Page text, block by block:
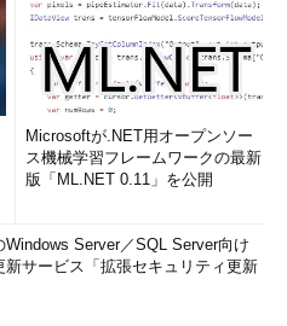
Microsoftが.NET用オープンソー
ス機械学習フレームワークの最新
版「ML.NET 0.11」を公開
Windows Server／SQL Server向け
新サービス「拡張セキュリティ更新